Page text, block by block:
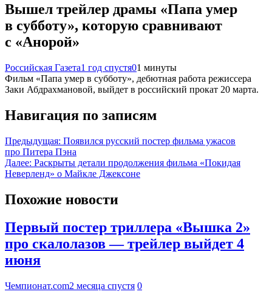
Вышел трейлер драмы «Папа умер
в субботу», которую сравнивают
с «Анорой»
Российская Газета1 год спустя01 минуты
Фильм «Папа умер в субботу», дебютная работа режиссера
Заки Абдрахмановой, выйдет в российский прокат 20 марта.
Навигация по записям
Предыдущая: Появился русский постер фильма ужасов
про Питера Пэна
Далее: Раскрыты детали продолжения фильма «Покидая
Неверленд» о Майкле Джексоне
Похожие новости
Первый постер триллера «Вышка 2»
про скалолазов — трейлер выйдет 4
июня
Чемпионат.com2 месяца спустя 0